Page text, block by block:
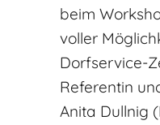
beim
voller
Dorfservice-
Referentin
Anita Dullnig